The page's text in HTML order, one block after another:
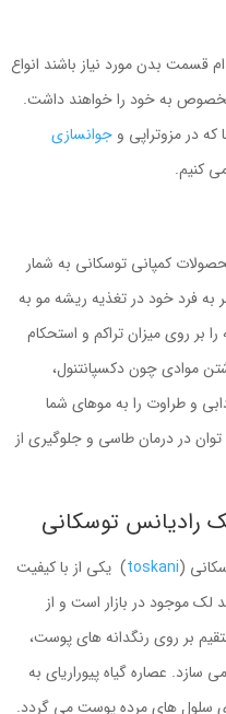
قسمت بدن مورد نیاز باشند انواع
به خود را خواهند داشت.
که در مزوتراپی وجوانسازی
کنیم.
کمپانی توسکانی به شمار
به فرد خود در تغذیه ریشه مو به
بر روی میزان تراکم و استحکام
موادی چون دکسپانتنول،
و طراوت را به موهای شما
در درمان طاسی و جلوگیری از
رادیانس توسکانی
(
toskani) یکی از با کیفیت
موجود در بازار است و از
بر روی رنگدانه های پوست،
عصاره گیاه پیوراریای به
سلول های مرده پوست می گردد.